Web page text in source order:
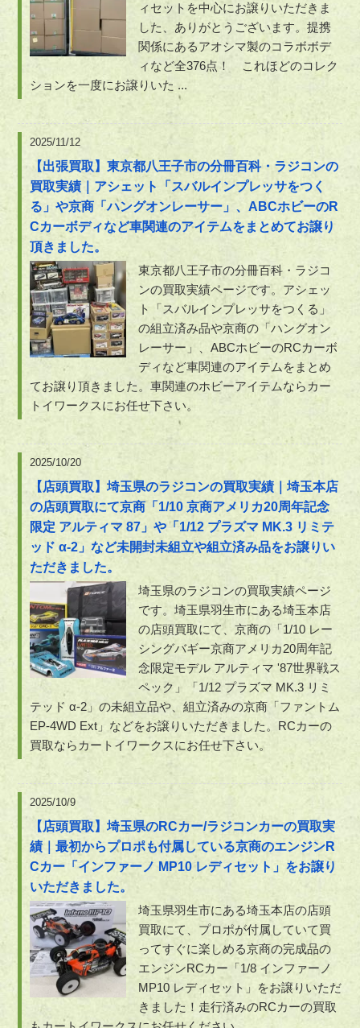
ィセットを中心にお譲りいただきま
した、ありがとうございます。提携
関係にあるアオシマ製のコラボボデ
ィなど全376点！ これほどのコレク
ションを一度にお譲りいた ...
2025/11/12
【出張買取】東京都八王子市の分冊百科・ラジコンの
買取実績｜アシェット「スバルインプレッサをつく
る」や京商「ハングオンレーサー」、ABCホビーのR
Cカーボディなど車関連のアイテムをまとめてお譲り
頂きました。
東京都八王子市の分冊百科・ラジコ
ンの買取実績ページです。アシェッ
ト「スバルインプレッサをつくる」
の組立済み品や京商の「ハングオン
レーサー」、ABCホビーのRCカーボ
ディなど車関連のアイテムをまとめ
てお譲り頂きました。車関連のホビーアイテムならカー
トイワークスにお任せ下さい。
2025/10/20
【店頭買取】埼玉県のラジコンの買取実績｜埼玉本店
の店頭買取にて京商「1/10 京商アメリカ20周年記念
限定 アルティマ 87」や「1/12 プラズマ MK.3 リミテ
ッド α-2」など未開封未組立や組立済み品をお譲りい
ただきました。
埼玉県のラジコンの買取実績ページ
です。埼玉県羽生市にある埼玉本店
の店頭買取にて、京商の「1/10 レー
シングバギー京商アメリカ20周年記
念限定モデル アルティマ '87世界戦ス
ペック」「1/12 プラズマ MK.3 リミ
テッド α-2」の未組立品や、組立済みの京商「ファントム
EP-4WD Ext」などをお譲りいただきました。RCカーの
買取ならカートイワークスにお任せ下さい。
2025/10/9
【店頭買取】埼玉県のRCカー/ラジコンカーの買取実
績｜最初からプロポも付属している京商のエンジンR
Cカー「インファーノ MP10 レディセット」をお譲り
いただきました。
埼玉県羽生市にある埼玉本店の店頭
買取にて、プロポが付属していて買
ってすぐに楽しめる京商の完成品の
エンジンRCカー「1/8 インファーノ
MP10 レディセット」をお譲りいただ
きました！走行済みのRCカーの買取